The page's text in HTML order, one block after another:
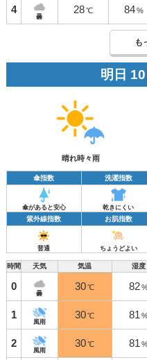
4
曇
28℃ 84%
も
明日 10
晴れ時々雨
傘指数 洗濯指数
傘があると安心 乾きにくい
紫外線指数 お肌指数
普通 ちょうどよい
時間 天気 気温 湿度
0
曇
30 ℃ 82
1
風雨
30 ℃ 81
2
風雨
30 ℃ 81